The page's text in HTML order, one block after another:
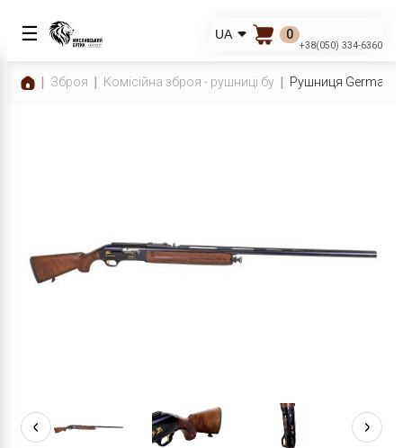
☰ UA 0
+38(050) 334-6360
Зброя Комісійна зброя - рушниці бу Рушниця